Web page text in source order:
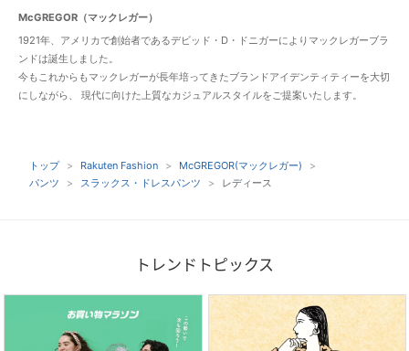
McGREGOR（マックレガー）
1921年、アメリカで創始者であるデビッド・D・ドニガーによりマックレガーブラ
ンドは誕生しました。
今もこれからもマックレガーが長年培ってきたブランドアイデンティティーを大切
にしながら、 現代に向けた上質なカジュアルスタイルをご提案いたします。
トップ Rakuten Fashion
McGREGOR(マックレガー)
パンツ
スラックス・ドレスパンツ レディース
トレンドトピックス